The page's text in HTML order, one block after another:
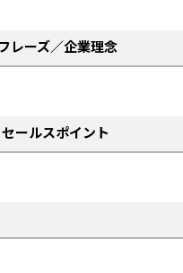
レーズ／企業理念
ールスポイント